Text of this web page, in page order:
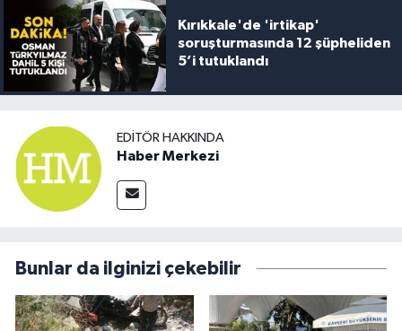
Kırıkkale'de 'irtikap'
soruşturmasında 12 şüpheliden
5’i tutuklandı
EDITÖR HAKKINDA
Haber Merkezi
Bunlar da ilginizi çekebilir